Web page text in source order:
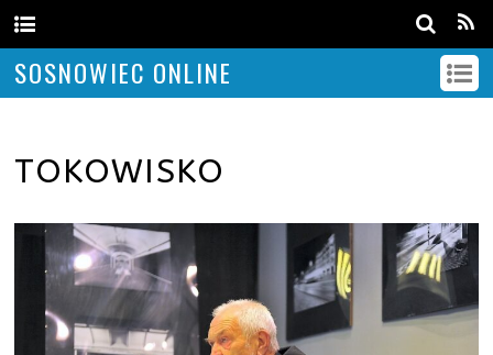
SOSNOWIEC ONLINE
TOKOWISKO